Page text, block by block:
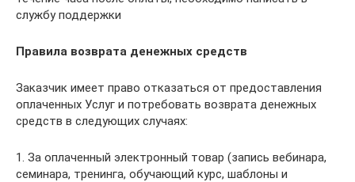
службу поддержки
Правила возврата денежных средств
Заказчик имеет право отказаться от предоставления
оплаченных Услуг и потребовать возврата денежных
средств в следующих случаях:
1. За оплаченный электронный товар (запись вебинара,
семинара, тренинга, обучающий курс, шаблоны и